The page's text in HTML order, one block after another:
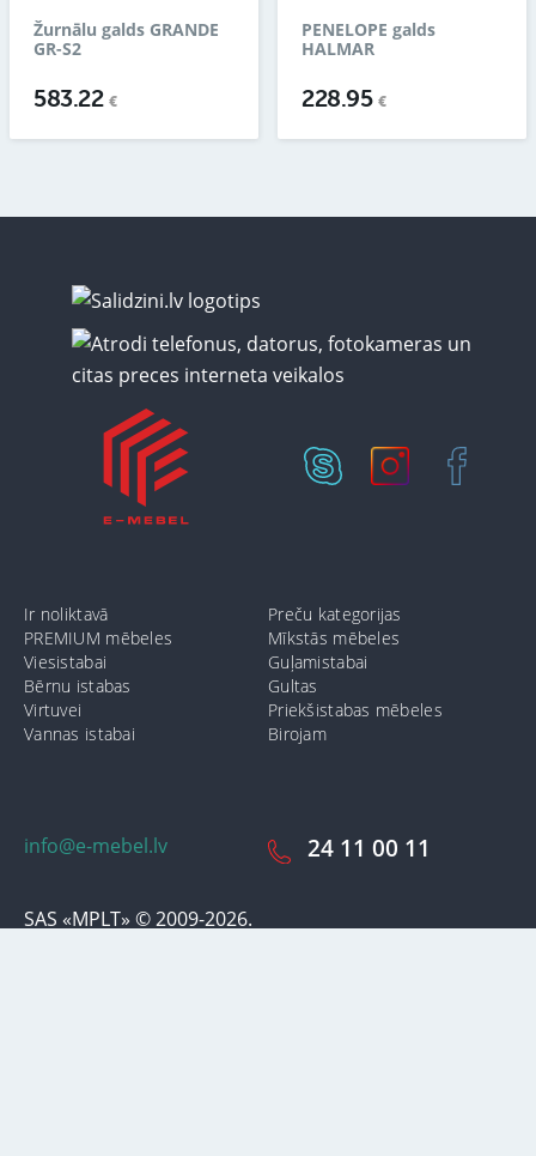
Žurnālu galds GRANDE
GR-S2
583.22€
PENELOPE galds
HALMAR
228.95€
info@e-mebel.lv
SAS «MPLT» © 2009-2026.
24 11 00 11
Ir noliktavā
Preču kategorijas
PREMIUM mēbeles
Mīkstās mēbeles
Viesistabai
Guļamistabai
Bērnu istabas
Gultas
Virtuvei
Priekšistabas mēbeles
Vannas istabai
Birojam